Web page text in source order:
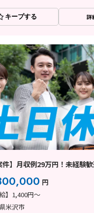
キープする 詳
件】月収例29万円！未経験歓
円
給】1,400円～
米沢市